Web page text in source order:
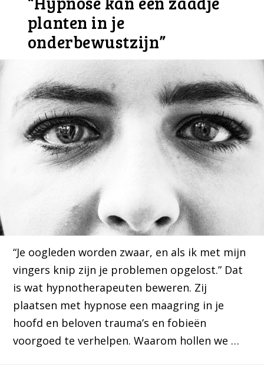
planten in je
onderbewustzijn”
“Je oogleden worden zwaar, en als ik met mijn
vingers knip zijn je problemen opgelost.” Dat
is wat hypnotherapeuten beweren. Zij
plaatsen met hypnose een maagring in je
hoofd en beloven trauma’s en fobieën
voorgoed te verhelpen. Waarom hollen we …